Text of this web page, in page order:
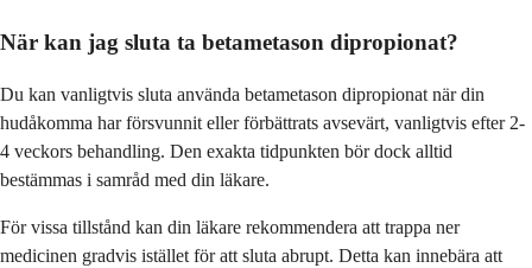
När kan jag sluta ta betametason dipropionat?
Du kan vanligtvis sluta använda betametason dipropionat när din
hudåkomma har försvunnit eller förbättrats avsevärt, vanligtvis efter 2-
4 veckors behandling. Den exakta tidpunkten bör dock alltid
bestämmas i samråd med din läkare.
För vissa tillstånd kan din läkare rekommendera att trappa ner
medicinen gradvis istället för att sluta abrupt. Detta kan innebära att